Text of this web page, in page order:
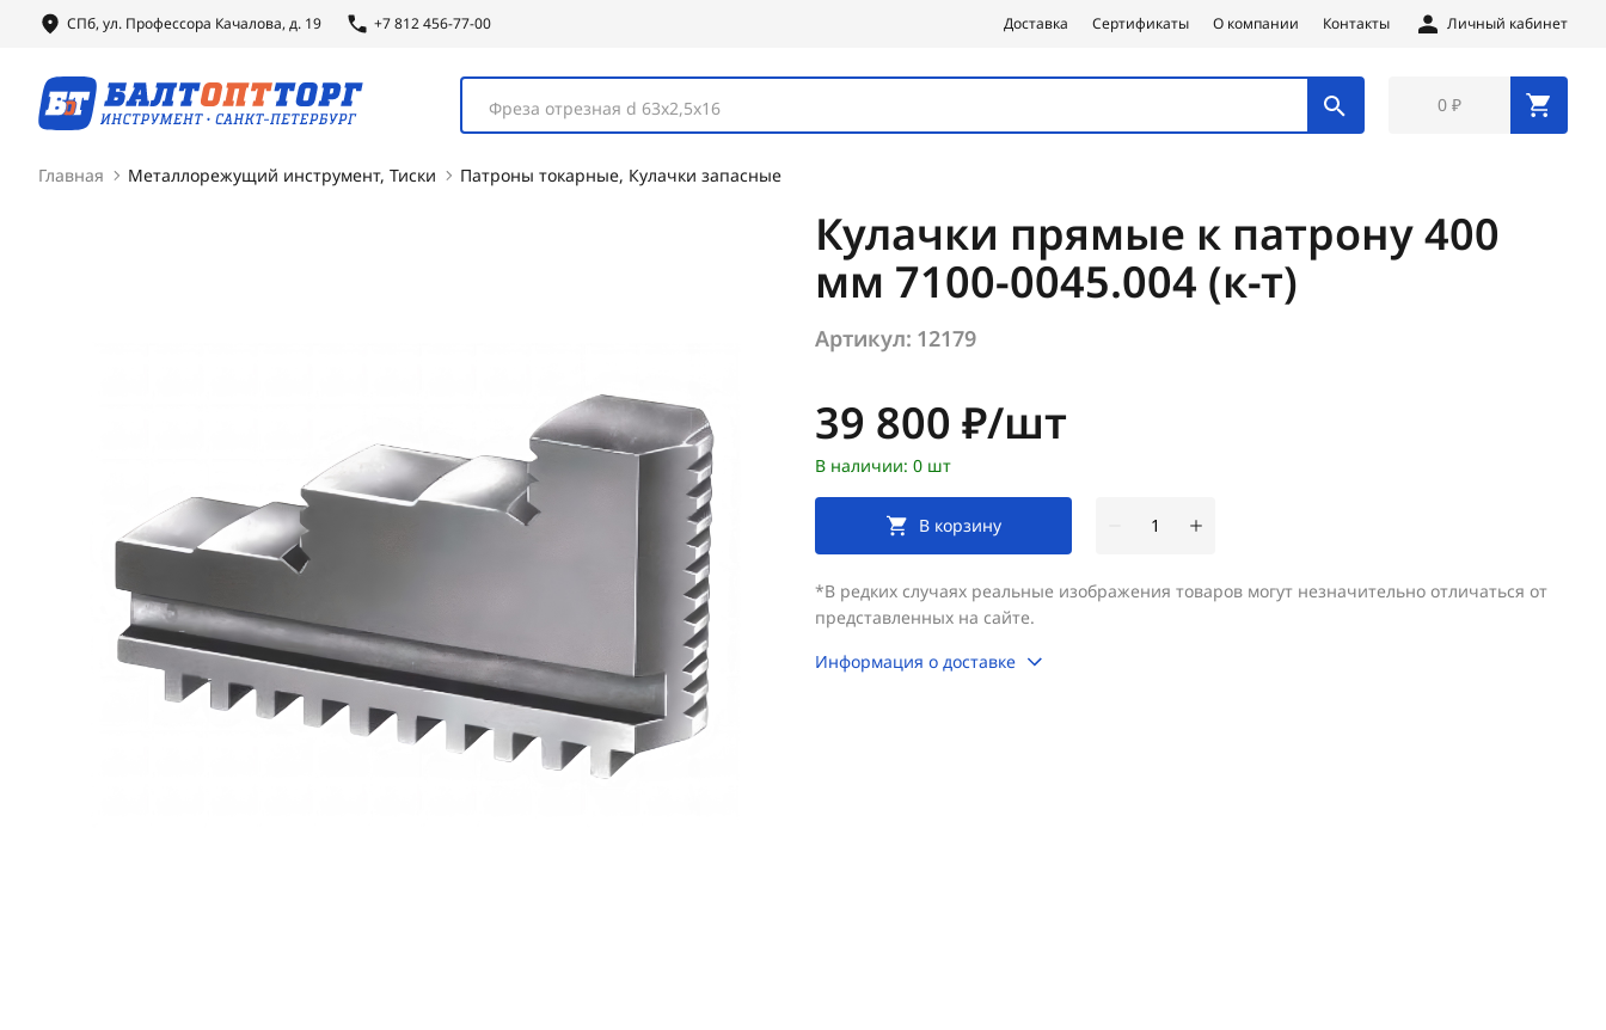
СПб, ул. Профессора Качалова, д. 19 +7 812 456-77-00 Доставка Сертификаты О компании Контакты Личный кабинет
Фреза отрезная d 63х2,5х16 0 ₽
Главная Металлорежущий инструмент, Тиски Патроны токарные, Кулачки запасные
Кулачки прямые к патрону 400
мм 7100-0045.004 (к-т)
Артикул: 12179
Цена:
39 800 ₽/шт
В наличии: 0 шт
В корзину
*В редких случаях реальные изображения товаров могут незначительно отличаться от
представленных на сайте.
Информация о доставке